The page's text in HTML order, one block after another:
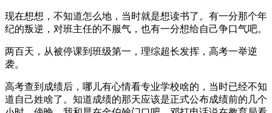
现在想想，不知道怎么地，当时就是想读书了。有一分那个年
纪的叛逆，对班主任的不服气，也有一分想给自己争口气吧。
两百天，从被停课到班级第一，理综超长发挥，高考一举逆
袭。
高考查到成绩后，哪儿有心情看专业学校啥的，当时已经不知
道自己姓啥了。知道成绩的那天应该是正式公布成绩前的几个